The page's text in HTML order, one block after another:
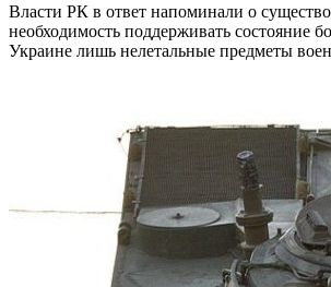
Власти РК в ответ напоминали о
необходимость поддерживать состояние
Украине лишь нелетальные предметы